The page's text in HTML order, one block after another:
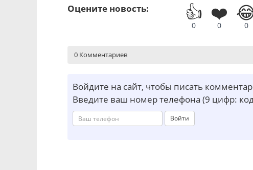
Оцените новость: 👍
0
❤️
0 0
0 Комментариев
Войдите на сайт, чтобы писать
Введите ваш номер телефона (9 цифр:
Войти